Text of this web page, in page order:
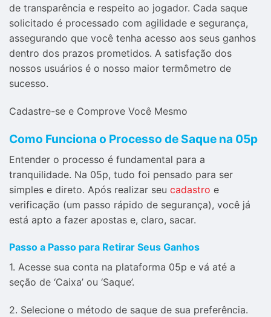
de transparência e respeito ao jogador. Cada saque
solicitado é processado com agilidade e segurança,
assegurando que você tenha acesso aos seus ganhos
dentro dos prazos prometidos. A satisfação dos
nossos usuários é o nosso maior termômetro de
sucesso.
Cadastre-se e Comprove Você Mesmo
Como Funciona o Processo de Saque na 05p
Entender o processo é fundamental para a
tranquilidade. Na 05p, tudo foi pensado para ser
simples e direto. Após realizar seu cadastro e
verificação (um passo rápido de segurança), você já
está apto a fazer apostas e, claro, sacar.
Passo a Passo para Retirar Seus Ganhos
1. Acesse sua conta na plataforma 05p e vá até a
seção de ‘Caixa’ ou ‘Saque’.
2. Selecione o método de saque de sua preferência.